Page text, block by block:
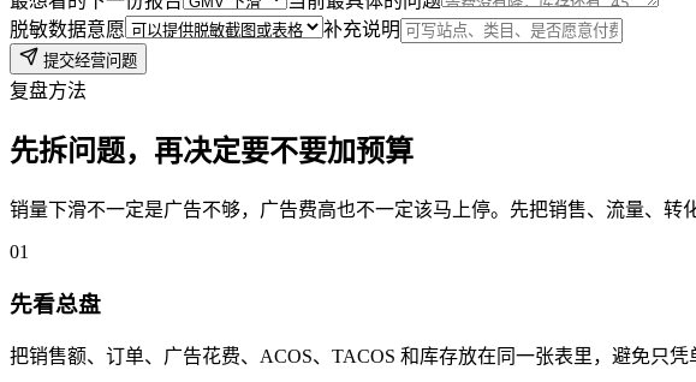
脱敏数据意愿
补充说明
提交经营问题
复盘方法
先拆问题，再决定要不要加预算
销量下滑不一定是广告不够，广告费高也不一定该马上停。先把销售、流量、转
01
先看总盘
把销售额、订单、广告花费、ACOS、TACOS 和库存放在同一张表里，避免只凭